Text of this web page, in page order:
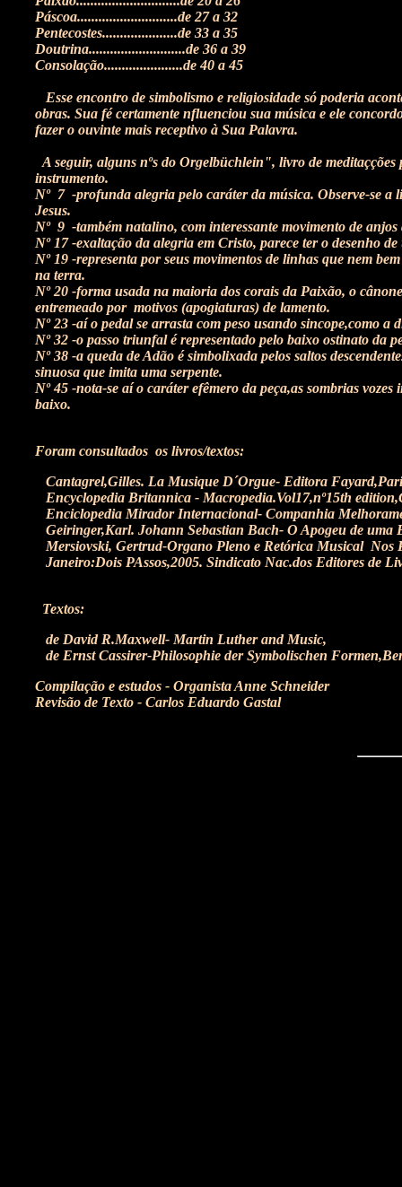
Páscoa............................de 27 a 32
Pentecostes.....................de 33 a 35
Doutrina...........................de 36 a 39
Consolação......................de 40 a 45
Esse encontro de simbolismo e religiosidade só poderia
obras. Sua fé certamente nfluenciou sua música e ele
fazer o ouvinte mais receptivo à Sua Palavra.
A seguir, alguns nºs do Orgelbüchlein", livro de
instrumento.
Nº 7 -profunda alegria pelo caráter da música. Observe-se a
Jesus.
Nº 9 -também natalino, com interessante movimento de anjos
Nº 17 -exaltação da alegria em Cristo, parece ter o desenho
Nº 19 -representa por seus movimentos de linhas que nem
na terra.
Nº 20 -forma usada na maioria dos corais da Paixão, o
entremeado por motivos (apogiaturas) de lamento.
Nº 23 -aí o pedal se arrasta com peso usando sincope,como
Nº 32 -o passo triunfal é representado pelo baixo ostinato da
Nº 38 -a queda de Adão é simbolixada pelos saltos
sinuosa que imita uma serpente.
Nº 45 -nota-se aí o caráter efêmero da peça,as sombrias
baixo.
Foram consultados os livros/textos:
Cantagrel,Gilles. La Musique D´Orgue- Editora
Encyclopedia Britannica - Macropedia.Vol17,nº15th
Enciclopedia Mirador Internacional- Companhia
Geiringer,Karl. Johann Sebastian Bach- O Apogeu de uma
Mersiovski, Gertrud-Organo Pleno e Retórica Musical Nos
Janeiro:Dois PAssos,2005. Sindicato Nac.dos Editores de
Textos:
de David R.Maxwell- Martin Luther and Music,
de Ernst Cassirer-Philosophie der Symbolischen
Compilação e estudos - Organista Anne Schneider
Revisão de Texto - Carlos Eduardo Gastal